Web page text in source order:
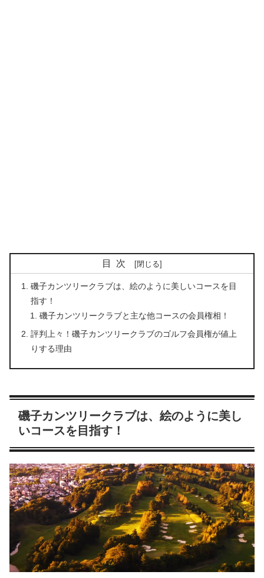
目次
磯子カンツリークラブは、絵のように美しいコースを目
指す！
磯子カンツリークラブと主な他コースの会員権相！
評判上々！磯子カンツリークラブのゴルフ会員権が値上
りする理由
磯子カンツリークラブは、絵のように美し
いコースを目指す！